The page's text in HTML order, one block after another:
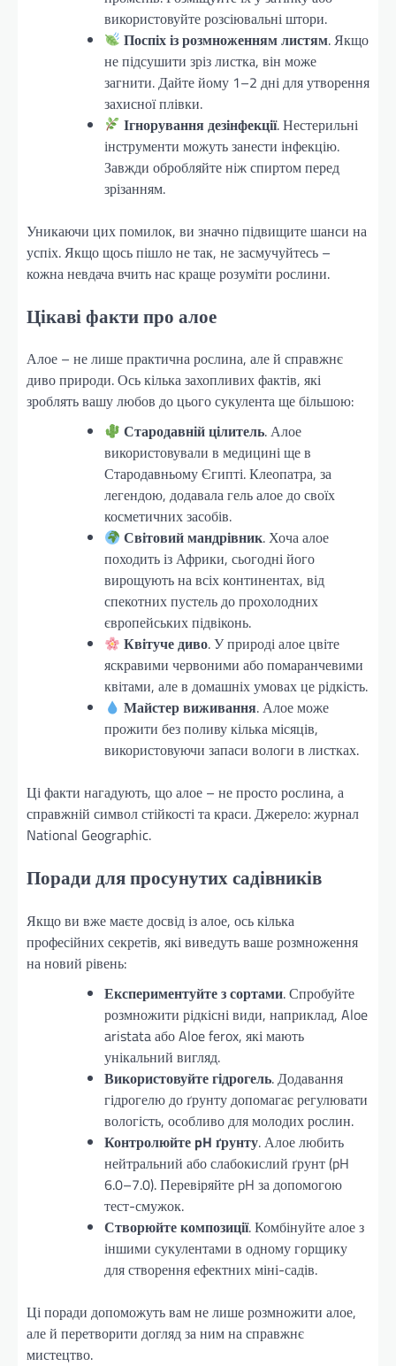
використовуйте розсіювальні штори.
Поспіх із розмноженням листям. Якщо
не підсушити зріз листка, він може
загнити. Дайте йому 1–2 дні для утворення
захисної плівки.
Ігнорування дезінфекції. Нестерильні
інструменти можуть занести інфекцію.
Завжди обробляйте ніж спиртом перед
зрізанням.
Уникаючи цих помилок, ви значно підвищите шанси на
успіх. Якщо щось пішло не так, не засмучуйтесь –
кожна невдача вчить нас краще розуміти рослини.
Цікаві факти про алое
Алое – не лише практична рослина, але й справжнє
диво природи. Ось кілька захопливих фактів, які
зроблять вашу любов до цього сукулента ще більшою:
Стародавній цілитель. Алое
використовували в медицині ще в
Стародавньому Єгипті. Клеопатра, за
легендою, додавала гель алое до своїх
косметичних засобів.
Світовий мандрівник. Хоча алое
походить із Африки, сьогодні його
вирощують на всіх континентах, від
спекотних пустель до прохолодних
європейських підвіконь.
Квітуче диво. У природі алое цвіте
яскравими червоними або помаранчевими
квітами, але в домашніх умовах це рідкість.
Майстер виживання. Алое може
прожити без поливу кілька місяців,
використовуючи запаси вологи в листках.
Ці факти нагадують, що алое – не просто рослина, а
справжній символ стійкості та краси. Джерело: журнал
National Geographic.
Поради для просунутих садівників
Якщо ви вже маєте досвід із алое, ось кілька
професійних секретів, які виведуть ваше розмноження
на новий рівень:
Експериментуйте з сортами. Спробуйте
розмножити рідкісні види, наприклад, Aloe
aristata або Aloe ferox, які мають
унікальний вигляд.
Використовуйте гідрогель. Додавання
гідрогелю до ґрунту допомагає регулювати
вологість, особливо для молодих рослин.
Контролюйте pH ґрунту. Алое любить
нейтральний або слабокислий ґрунт (pH
6.0–7.0). Перевіряйте pH за допомогою
тест-смужок.
Створюйте композиції. Комбінуйте алое з
іншими сукулентами в одному горщику
для створення ефектних міні-садів.
Ці поради допоможуть вам не лише розмножити алое,
але й перетворити догляд за ним на справжнє
мистецтво.